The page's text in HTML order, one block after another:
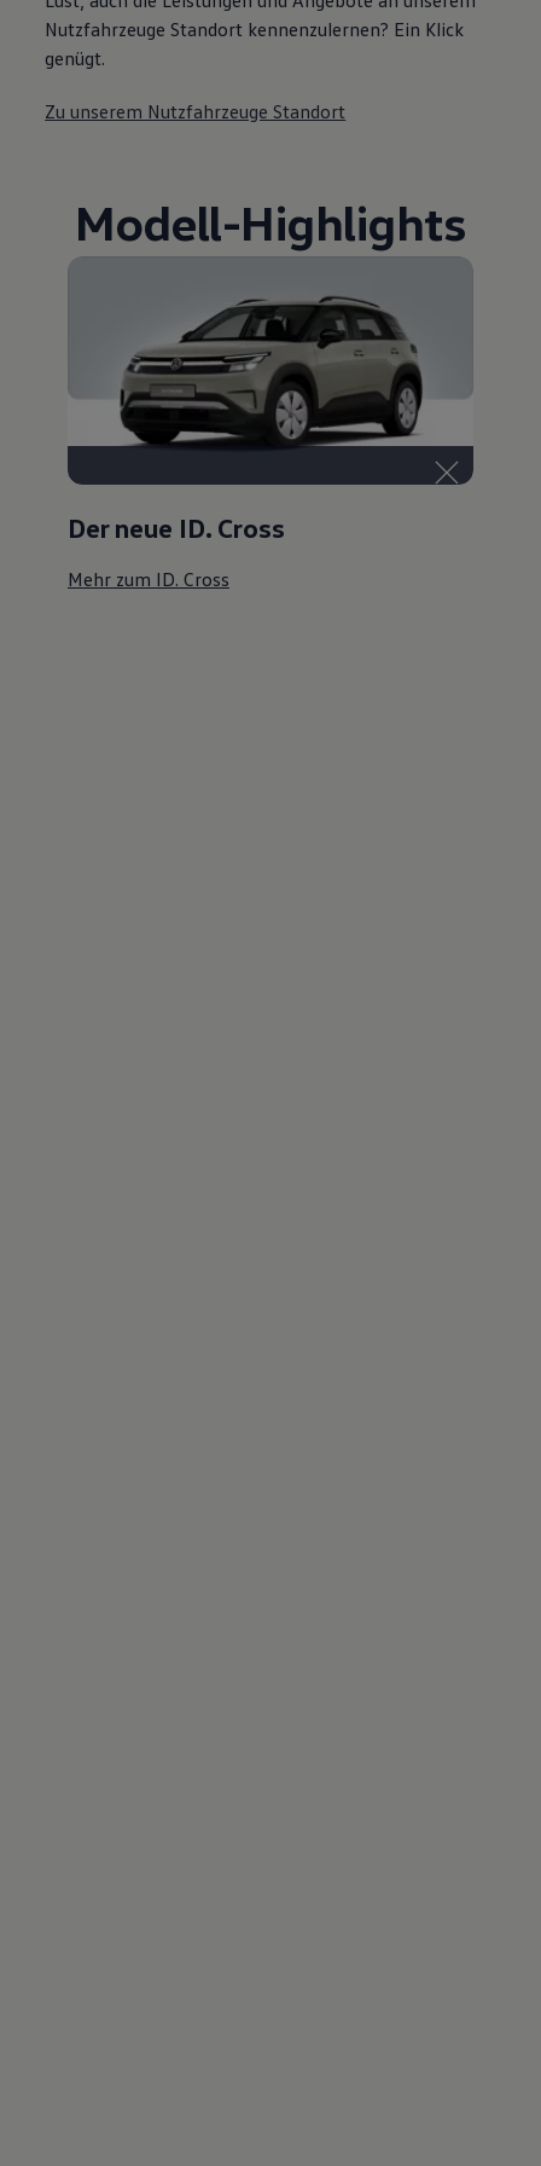
Nutzfahrzeuge Standort kennenzulernen? Ein Klick
genügt.
Zu unserem Nutzfahrzeuge Standort
Modell-Highlights
Der neue ID. Cross
Mehr zum ID. Cross